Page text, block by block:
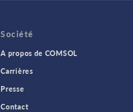
Société
A propos de COMSOL
Carrières
Presse
Contact